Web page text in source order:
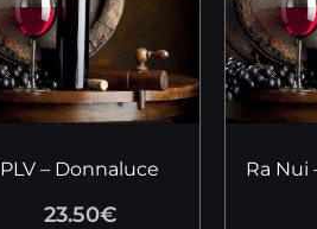
PLV – Donnaluce
23.50€
Ra Nui